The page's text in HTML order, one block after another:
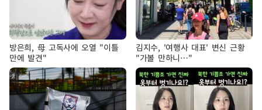
방은희, 母 고독사에 오열 "이틀
만에 발견"
김지수, '여행사 대표' 변신 근황
"가볼 만하니…"